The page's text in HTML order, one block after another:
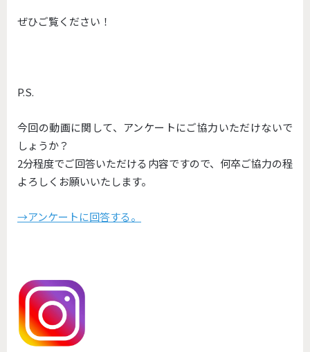
ぜひご覧ください！
P.S.
今回の動画に関して、アンケートにご協力いただけないで
しょうか？
2分程度でご回答いただける内容ですので、何卒ご協力の程
よろしくお願いいたします。
→アンケートに回答する。